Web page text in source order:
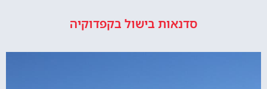
סדנאות בישול בקפדוקיה